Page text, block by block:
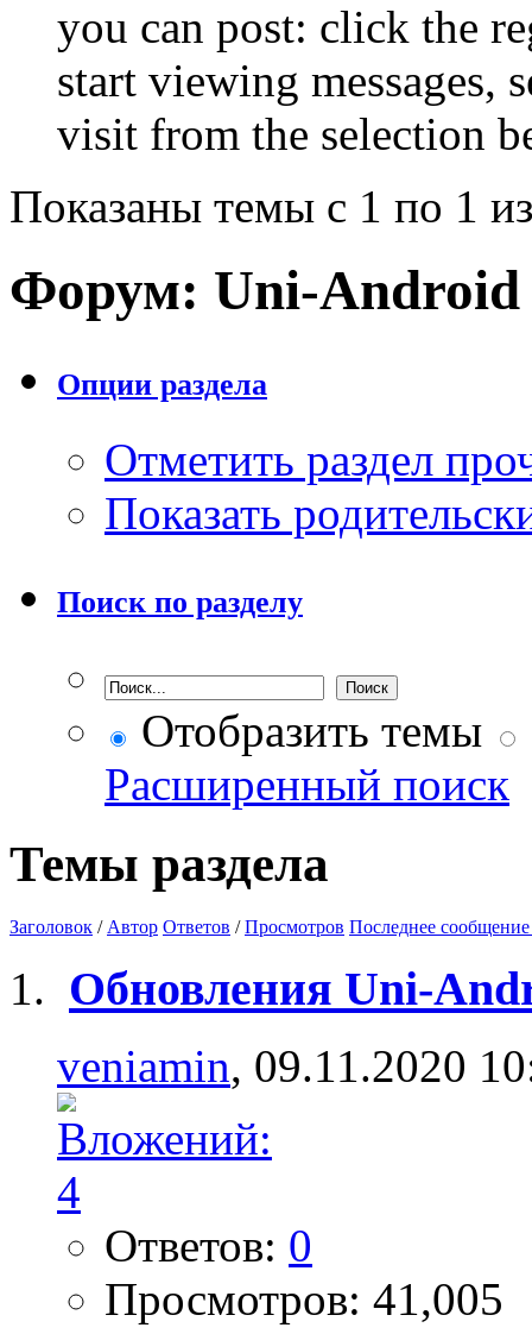
you can post: click the
start viewing messages,
visit from the selection
Показаны темы с 1 по 1
Форум: Uni-Android
Опции раздела
Отметить раздел
Показать
Поиск по разделу
Отобразить темы
Расширенный поиск
Темы раздела
Заголовок / Автор Ответов /Просмотров Последнее сообщение
Обновления Uni-
veniamin, 09.11.2020
Ответов: 0
Просмотров: 41,005